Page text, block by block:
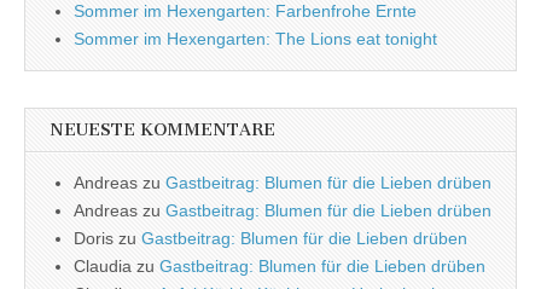
Sommer im Hexengarten: Farbenfrohe Ernte
Sommer im Hexengarten: The Lions eat tonight
NEUESTE KOMMENTARE
Andreas zu Gastbeitrag: Blumen für die Lieben drüben
Andreas zu Gastbeitrag: Blumen für die Lieben drüben
Doris zu Gastbeitrag: Blumen für die Lieben drüben
Claudia zu Gastbeitrag: Blumen für die Lieben drüben